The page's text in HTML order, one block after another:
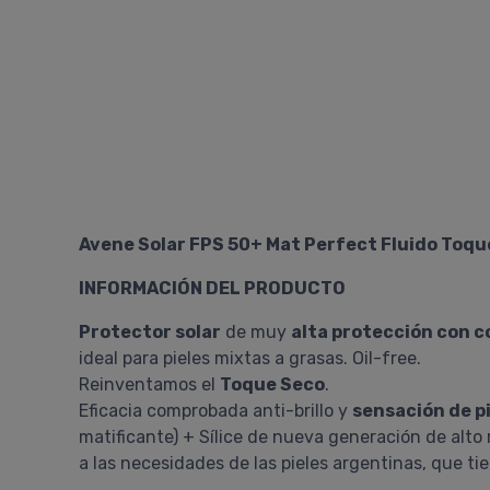
Avene Solar FPS 50+ Mat Perfect Fluido
INFORMACIÓN DEL PRODUCTO
Protector solar de muy alta protección con
ideal para pieles mixtas a grasas. Oil-free.
Reinventamos el Toque Seco.
Eficacia comprobada anti-brillo y sensación de
matificante) + Sílice de nueva generación de alto
a las necesidades de las pieles argentinas, que